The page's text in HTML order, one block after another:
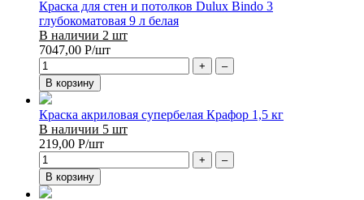
Краска для стен и потолков Dulux Bindo 3
глубокоматовая 9 л белая
В наличии 2 шт
7047,00 Р/шт
+
–
В корзину
Краска акриловая супербелая Крафор 1,5 кг
В наличии 5 шт
219,00 Р/шт
+
–
В корзину